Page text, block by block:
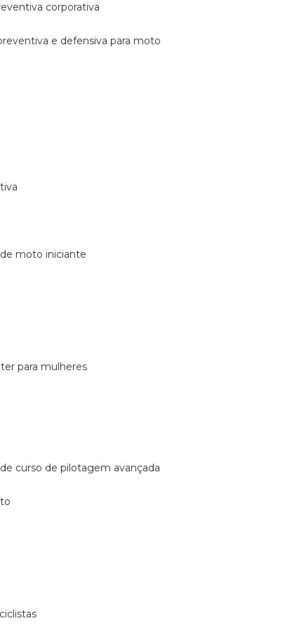
corporativa
e defensiva para moto
de moto iniciante
para mulheres
de curso de pilotagem avançada